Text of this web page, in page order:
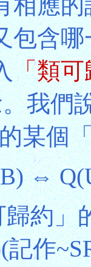
包含
「類可
我們
某個
⇔
約」
記作